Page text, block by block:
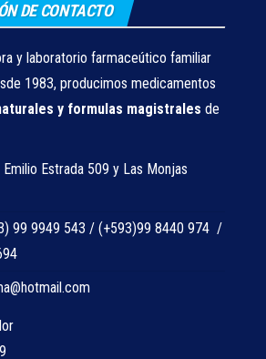
DE CONTACTO
y laboratorio farmaceútico familiar
1983, producimos medicamentos
y formulas magistrales de
Estrada 509 y Las Monjas
99 9949 543 / (+593)99 8440 974 /